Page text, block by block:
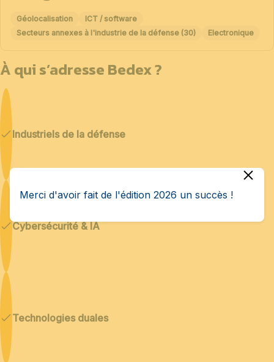
Géolocalisation
ICT / software
Secteurs annexes à l'industrie de la défense (30)
Electronique
À qui s’adresse Bedex ?
Industriels de la défense
Cybersécurité & IA
Technologies duales
Merci d'avoir fait de l'édition 2026 un succès !